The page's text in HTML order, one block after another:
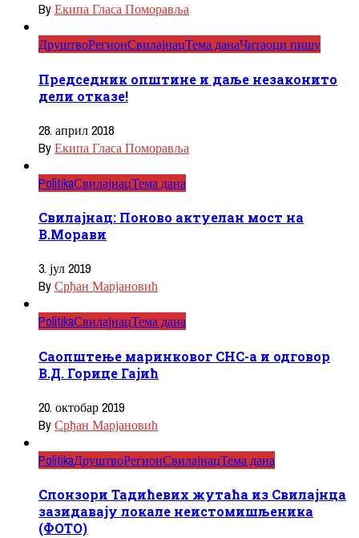
ByЕкипа Гласа Поморавља
ДруштвоРегионСвилајнацТема данаЧитаоци пишу
Председник општине и даље незаконито
дели отказе!
28. април 2018
ByЕкипа Гласа Поморавља
PolitikaСвилајнацТема дана
Свилајнац: Поново актуелан мост на
В.Морави
3. јул 2019
ByСрђан Марјановић
PolitikaСвилајнацТема дана
Саопштење маринковог СНС-а и одговор
В.Д. Горице Гајић
20. октобар 2019
ByСрђан Марјановић
PolitikaДруштвоРегионСвилајнацТема дана
Спонзори Тадићевих жутаћа из Свилајнца
зазидавају локале неистомишљеника
(ФОТО)